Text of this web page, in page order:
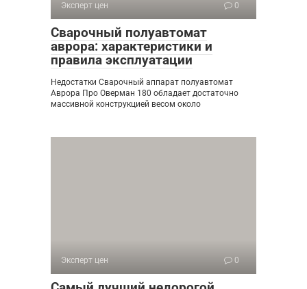
Эксперт цен 0
Сварочный полуавтомат
аврора: характеристики и
правила эксплуатации
Недостатки Сварочный аппарат полуавтомат
Аврора Про Оверман 180 обладает достаточно
массивной конструкцией весом около
Эксперт цен 0